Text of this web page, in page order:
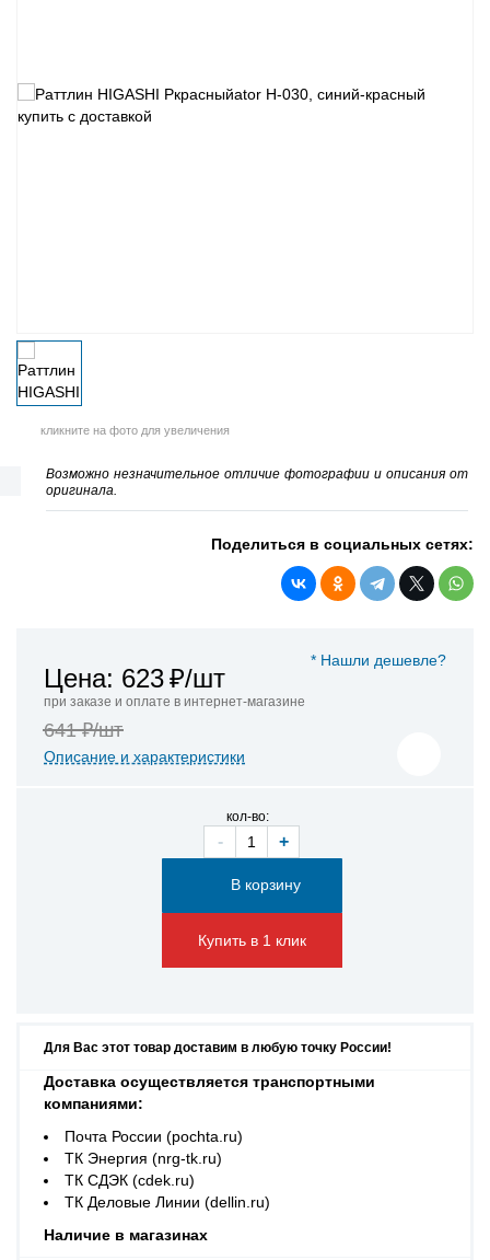
кликните на фото для увеличения
Возможно незначительное отличие фотографии и описания от
оригинала.
Поделиться в социальных сетях:
* Нашли дешевле?
Цена: 623₽/шт
при заказе и оплате в интернет-магазине
641 ₽/шт
Описание и характеристики
кол-во:
- +
Купить в 1 клик
Для Вас этот товар доставим в любую точку России!
Доставка осуществляется транспортными
компаниями:
Почта России (pochta.ru)
ТК Энергия (nrg-tk.ru)
ТК СДЭК (cdek.ru)
ТК Деловые Линии (dellin.ru)
Наличие в магазинах